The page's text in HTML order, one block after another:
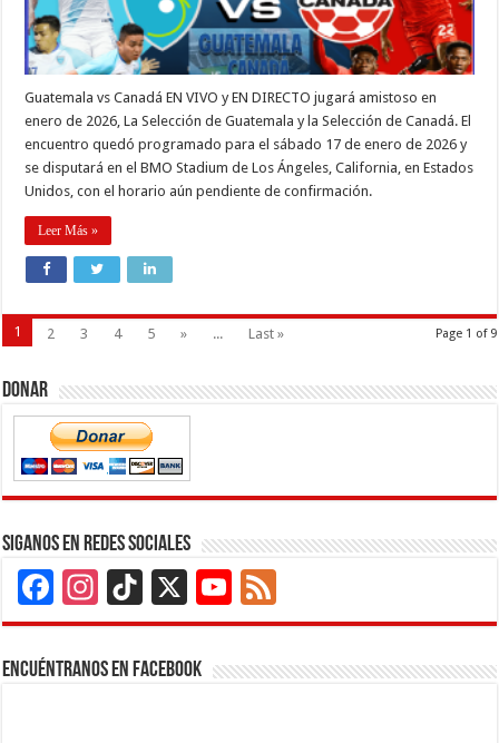
Guatemala vs Canadá EN VIVO y EN DIRECTO jugará amistoso en
enero de 2026, La Selección de Guatemala y la Selección de Canadá. El
encuentro quedó programado para el sábado 17 de enero de 2026 y
se disputará en el BMO Stadium de Los Ángeles, California, en Estados
Unidos, con el horario aún pendiente de confirmación.
Leer Más »
Page 1 of 9
1 2 3 4 5 » ... Last »
Donar
Siganos en Redes Sociales
Facebook
Instagram
TikTok
X
YouTube
Channel
Encuéntranos en Facebook